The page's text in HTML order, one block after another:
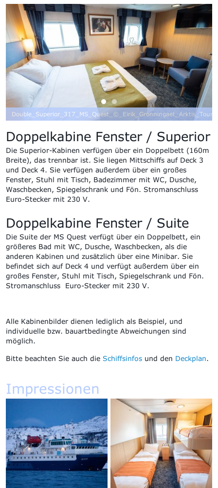
Suite_Cabin_MS_Quest_©_Eirik_Gronningaet
Doppelkabine Fenster / Superior
Die Superior-Kabinen verfügen über ein Doppelbett (160m
Breite), das trennbar ist. Sie liegen Mittschiffs auf Deck 3
und Deck 4. Sie verfügen außerdem über ein großes
Fenster, Stuhl mit Tisch, Badezimmer mit WC, Dusche,
Waschbecken, Spiegelschrank und Fön. Stromanschluss
Euro-Stecker mit 230 V.
Doppelkabine Fenster / Suite
Die Suite der MS Quest verfügt über ein Doppelbett, ein
größeres Bad mit WC, Dusche, Waschbecken, als die
anderen Kabinen und zusätzlich über eine Minibar. Sie
befindet sich auf Deck 4 und verfügt außerdem über ein
großes Fenster, Stuhl mit Tisch, Spiegelschrank und Fön.
Stromanschluss Euro-Stecker mit 230 V.
Alle Kabinenbilder dienen lediglich als Beispiel, und
individuelle bzw. bauartbedingte Abweichungen sind
möglich.
Bitte beachten Sie auch die Schiffsinfos und den Deckplan.
Impressionen